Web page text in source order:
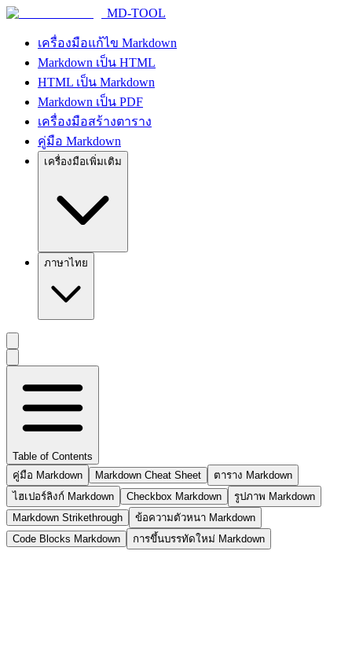
MD-TOOL
เครื่องมือแก้ไข Markdown
Markdown เป็น HTML
HTML เป็น Markdown
Markdown เป็น PDF
เครื่องมือสร้างตาราง
คู่มือ Markdown
เครื่องมือเพิ่มเติม
ภาษาไทย
Table of Contents
คู่มือ Markdown
Markdown Cheat Sheet
ตาราง Markdown
ไฮเปอร์ลิงก์ Markdown
Checkbox Markdown
รูปภาพ Markdown
Markdown Strikethrough
ข้อความตัวหนา Markdown
Code Blocks Markdown
การขึ้นบรรทัดใหม่ Markdown